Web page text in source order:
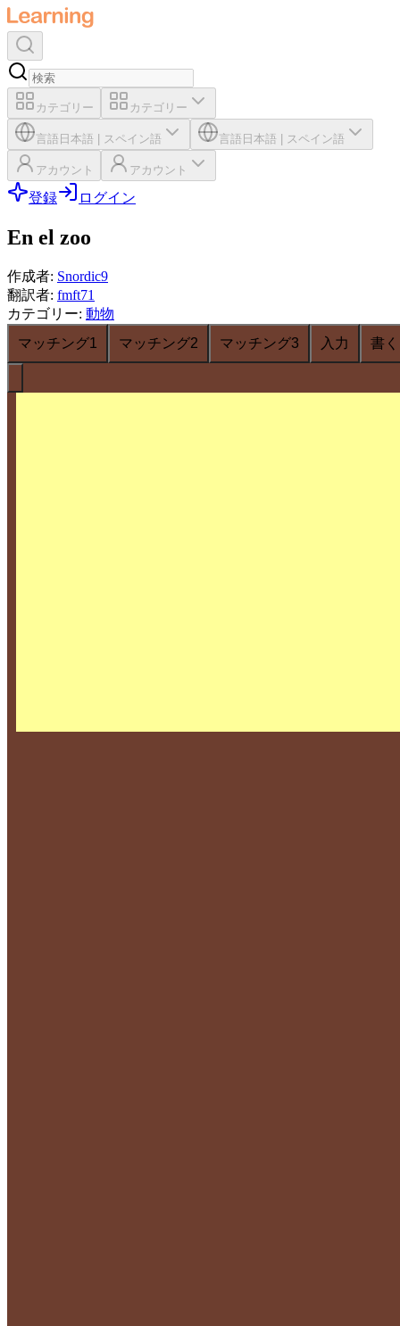
カテゴリー カテゴリー
言語 日本語 スペイン語 言語 日本語 スペイン語
アカウント アカウント
登録 ログイン
En el zoo
作成者: Snordic9
翻訳者: fmft71
カテゴリー: 動物
マッチング1
マッチング2 マッチング3 入力 書く